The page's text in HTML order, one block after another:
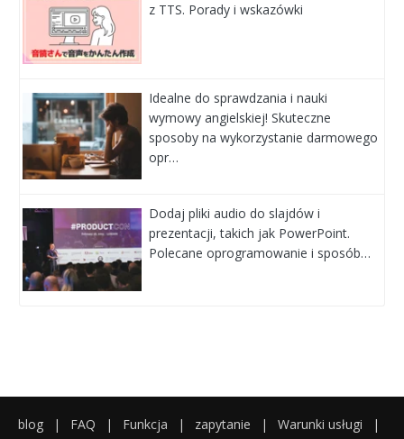
z TTS. Porady i wskazówki
Idealne do sprawdzania i nauki
wymowy angielskiej! Skuteczne
sposoby na wykorzystanie darmowego
opr…
Dodaj pliki audio do slajdów i
prezentacji, takich jak PowerPoint.
Polecane oprogramowanie i sposób…
blog | FAQ | Funkcja | zapytanie | Warunki usługi
|